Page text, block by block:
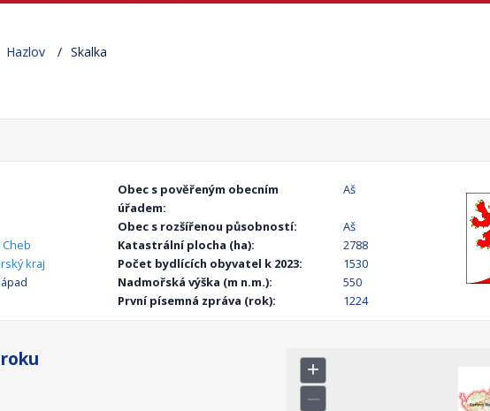
Hazlov Skalka
Cheb
kraj
Obec s pověřeným obecním
úřadem:
Aš
Obec s rozšířenou působností:
Aš
Katastrální plocha (ha):
2788
Počet bydlících obyvatel k 2023:
1530
Nadmořská výška (m n.m.):
550
První písemná zpráva (rok):
1224